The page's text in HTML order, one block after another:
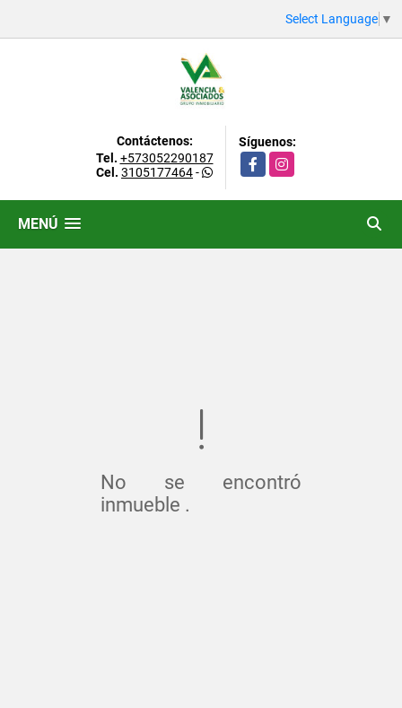
Select Language ▼
Contáctenos:
Tel. +573052290187
Cel. 3105177464-
Síguenos:
FacebookInstagram
MENÚ
No se encontró
inmueble .